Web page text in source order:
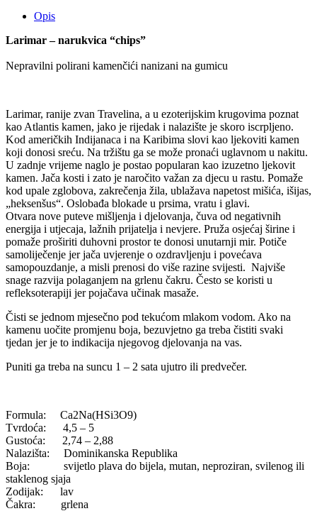
količina
Opis
Larimar – narukvica “chips”
Nepravilni polirani kamenčići nanizani na gumicu
Larimar, ranije zvan Travelina, a u ezoterijskim krugovima poznat
kao Atlantis kamen, jako je rijedak i nalazište je skoro iscrpljeno.
Kod američkih Indijanaca i na Karibima slovi kao ljekoviti kamen
koji donosi sreću. Na tržištu ga se može pronaći uglavnom u nakitu.
U zadnje vrijeme naglo je postao popularan kao izuzetno ljekovit
kamen. Jača kosti i zato je naročito važan za djecu u rastu. Pomaže
kod upale zglobova, zakrečenja žila, ublažava napetost mišića, išijas,
„heksenšus“. Oslobađa blokade u prsima, vratu i glavi.
Otvara nove puteve mišljenja i djelovanja, čuva od negativnih
energija i utjecaja, lažnih prijatelja i nevjere. Pruža osjećaj širine i
pomaže proširiti duhovni prostor te donosi unutarnji mir. Potiče
samoliječenje jer jača uvjerenje o ozdravljenju i povećava
samopouzdanje, a misli prenosi do više razine svijesti. Najviše
snage razvija polaganjem na grlenu čakru. Često se koristi u
refleksoterapiji jer pojačava učinak masaže.
Čisti se jednom mjesečno pod tekućom mlakom vodom. Ako na
kamenu uočite promjenu boja, bezuvjetno ga treba čistiti svaki
tjedan jer je to indikacija njegovog djelovanja na vas.
Puniti ga treba na suncu 1 – 2 sata ujutro ili predvečer.
Formula: Ca2Na(HSi3O9)
Tvrdoća: 4,5 – 5
Gustoća: 2,74 – 2,88
Nalazišta: Dominikanska Republika
Boja: svijetlo plava do bijela, mutan, neproziran, svilenog ili
staklenog sjaja
Zodijak: lav
Čakra: grlena